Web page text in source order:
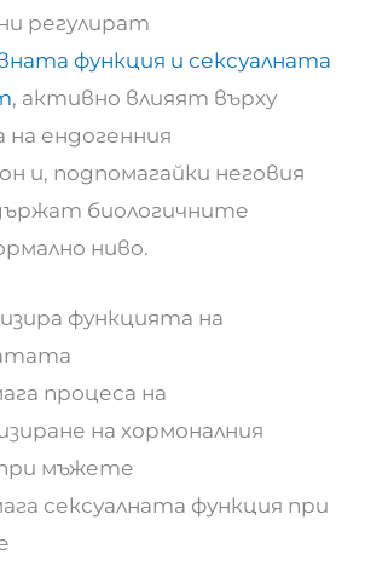
регулират
функция и сексуалната
, активно влияят върху
ендогенния
и, подпомагайки неговия
биологичните
ниво.
функцията на
процеса на
на хормоналния
мъжете
сексуалната функция при